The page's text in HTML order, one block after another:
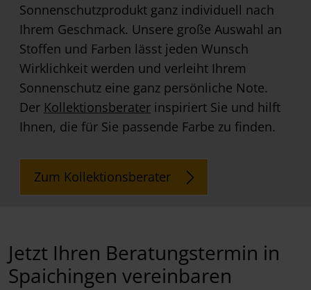
Sonnenschutzprodukt ganz individuell nach
Ihrem Geschmack. Unsere große Auswahl an
Stoffen und Farben lässt jeden Wunsch
Wirklichkeit werden und verleiht Ihrem
Sonnenschutz eine ganz persönliche Note.
Der Kollektionsberater inspiriert Sie und hilft
Ihnen, die für Sie passende Farbe zu finden.
Zum Kollektionsberater
Jetzt Ihren Beratungstermin in
Spaichingen vereinbaren